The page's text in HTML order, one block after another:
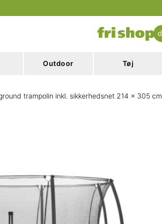
Outdoor Tøj
trampolin inkl. sikkerhedsnet 214 x 305 cm